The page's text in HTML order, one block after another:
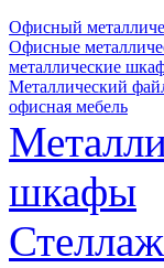
Офисный
Офисные
металлические
Металлический
офисная мебель
шкафы